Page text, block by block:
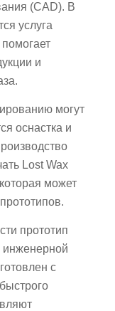
(CAD). В
услуга
и
могут
оснастка и
Lost Wax
может
прототип
инженерной
с